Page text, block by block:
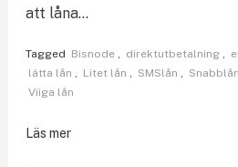
att låna…
Tagged Bisnode , direktutbetalning ,
lätta lån , Litet lån , SMSlån , Snabblån
Viiga lån
Läs mer